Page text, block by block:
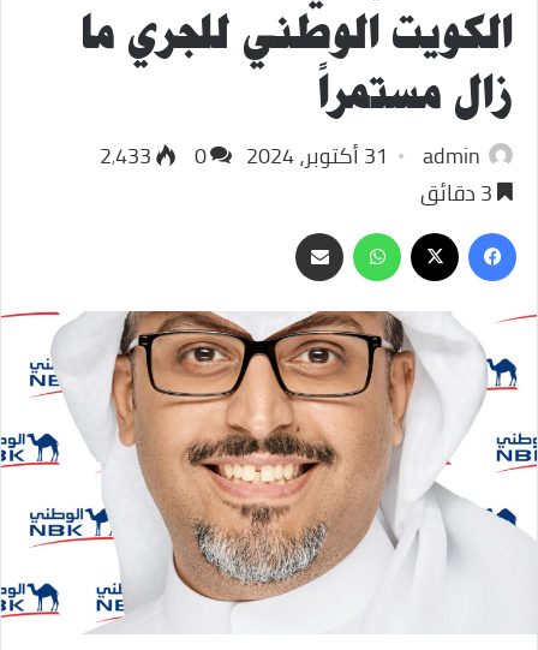
الكويت الوطني للجري ما
زال مستمراً
admin 31 أكتوبر، 2024 0
2٬433
فيسبوك
‫X واتسابمشاركة
عبر
البريد